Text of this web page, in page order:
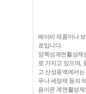
베이비 제품이나
료입니다.
양쪽성계면활성제
로 가지고 있으며,
고 산성용액에서
푸나 세정제 등의
음이온 계면활성